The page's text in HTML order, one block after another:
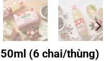
(6 chai/thùng)